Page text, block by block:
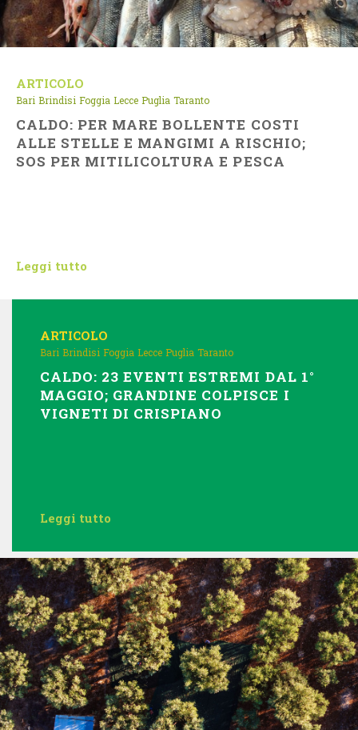
ARTICOLO
Bari Brindisi Foggia Lecce Puglia Taranto
CALDO: PER MARE BOLLENTE COSTI
ALLE STELLE E MANGIMI A RISCHIO;
SOS PER MITILICOLTURA E PESCA
Leggi tutto
ARTICOLO
Bari Brindisi Foggia Lecce Puglia Taranto
CALDO: 23 EVENTI ESTREMI DAL 1°
MAGGIO; GRANDINE COLPISCE I
VIGNETI DI CRISPIANO
Leggi tutto